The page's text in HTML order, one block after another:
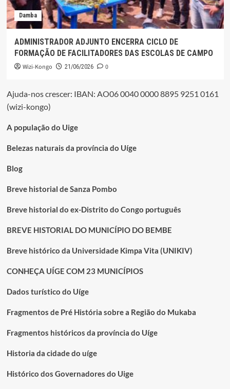
Damba
ADMINISTRADOR ADJUNTO ENCERRA CICLO DE
FORMAÇÃO DE FACILITADORES DAS ESCOLAS DE CAMPO
Wizi-Kongo 21/06/2026 0
Ajuda-nos crescer: IBAN: AO06 0040 0000 8895 9251 0161
(wizi-kongo)
A população do Uige
Belezas naturais da província do Uíge
Blog
Breve historial de Sanza Pombo
Breve historial do ex-Distrito do Congo português
BREVE HISTORIAL DO MUNICÍPIO DO BEMBE
Breve histórico da Universidade Kimpa Vita (UNIKIV)
CONHEÇA UÍGE COM 23 MUNICÍPIOS
Dados turístico do Uíge
Fragmentos de Pré História sobre a Região do Mukaba
Fragmentos históricos da província do Uíge
Historia da cidade do uíge
Histórico dos Governadores do Uige